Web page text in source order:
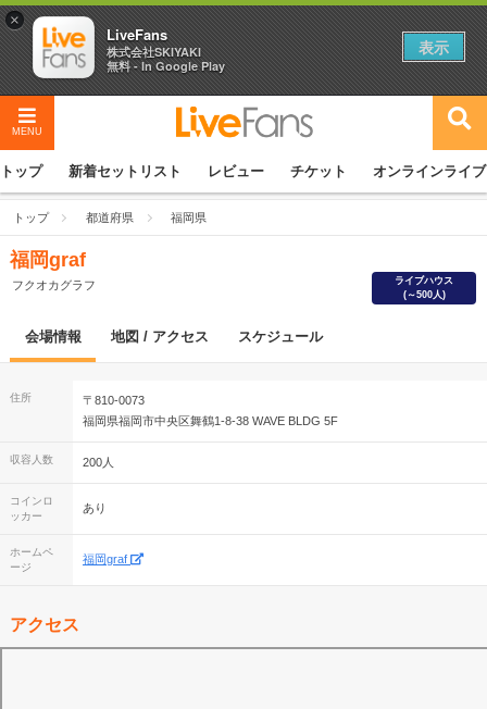
MENU
トップ 新着セットリスト レビュー チケット オンラインライブ
トップ 都道府県 福岡県
福岡graf
フクオカグラフ
ライブハウス
(～500人)
会場情報 地図 / アクセス スケジュール
住所
〒810-0073
福岡県福岡市中央区舞鶴1-8-38 WAVE BLDG 5F
収容人数 200人
コインロ
ッカー
あり
ホームペ
ージ
福岡graf
アクセス
×
LiveFans
株式会社SKIYAKI
無料 - In Google Play
表示